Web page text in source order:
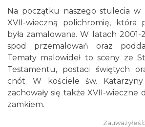
Na początku naszego stulecia w
XVII-wieczną polichromię, która
była zamalowana. W latach
spod przemalowań oraz
Tematy malowideł to sceny ze
Testamentu, postaci świętych
cnót. W kościele św. Katarzyny
zachowały się także XVII-wieczne
zamkiem.
Zauważyłeś